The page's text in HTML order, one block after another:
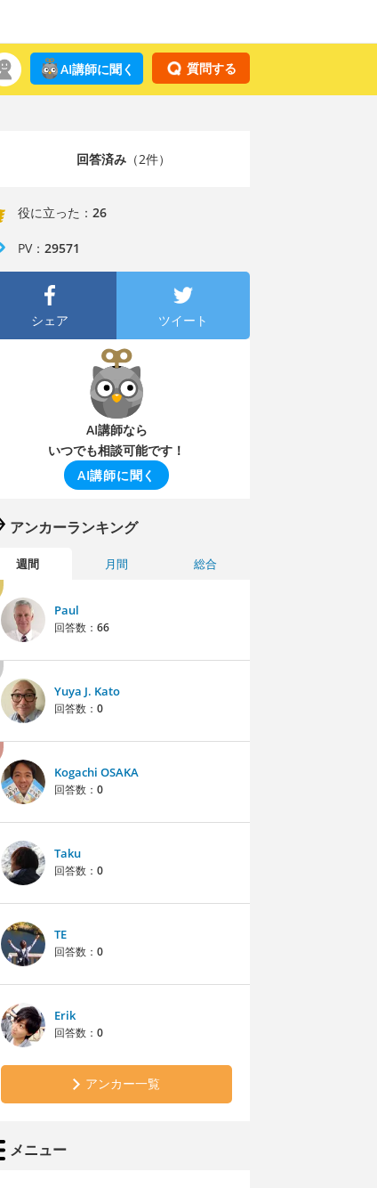
質問する
AI講師に聞く
回答済み（2件）
役に立った： 26
PV： 29571
シェア ツイート
AI講師なら
いつでも相談可能です！
AI講師に聞く
アンカーランキング
週間 月間 総合
Paul
回答数： 66
Yuya J. Kato
回答数： 0
Kogachi OSAKA
回答数： 0
Taku
回答数： 0
TE
回答数： 0
Erik
回答数： 0
アンカー一覧
メニュー